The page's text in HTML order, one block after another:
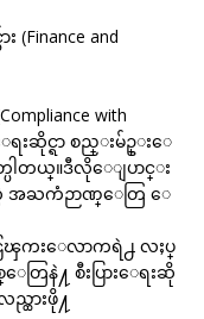
and
with
ေရးဆိုင္ရာ စည္းမ်ဥ္းေ
ပါတယ္။ဒီလိုေျပာင္း
တဲ့ အႀကံဉာဏ္ေတြ ေ
ြေၾကးေလာကရဲ႕ လႈပ္
ြနဲ႔ စီးပြားေရးဆို
ထားဖို႔